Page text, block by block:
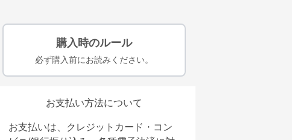
購入時のルール
必ず購入前にお読みください。
お支払い方法について
お支払いは、クレジットカード・コン